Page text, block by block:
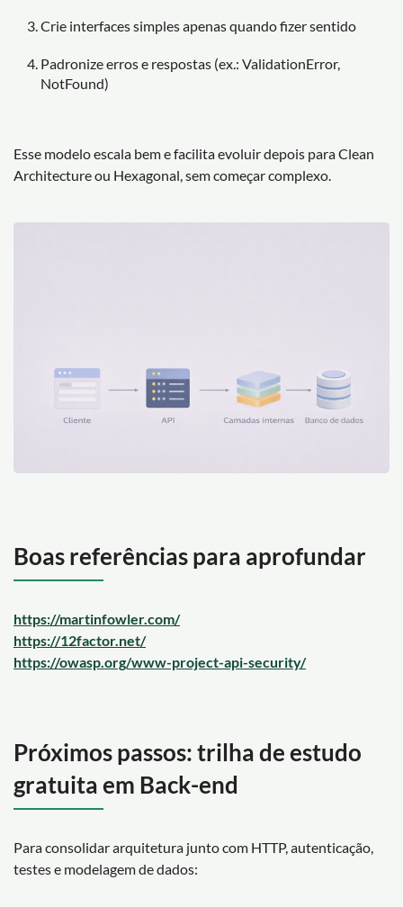
Crie interfaces simples apenas quando fizer sentido
Padronize erros e respostas (ex.: ValidationError,
NotFound)
Esse modelo escala bem e facilita evoluir depois para Clean
Architecture ou Hexagonal, sem começar complexo.
Boas referências para aprofundar
https://martinfowler.com/
https://12factor.net/
https://owasp.org/www-project-api-security/
Próximos passos: trilha de estudo
gratuita em Back-end
Para consolidar arquitetura junto com HTTP, autenticação,
testes e modelagem de dados: